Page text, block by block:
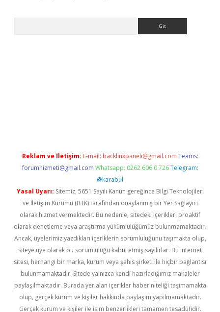
Reklam ve İletişim: E-mail: backlinkpaneli@gmail.com Teams:
forumhizmeti@gmail.com Whatsapp: 0262 606 0 726 Telegram:
@karabul
Yasal Uyarı: Sitemiz, 5651 Sayılı Kanun gereğince Bilgi Teknolojileri
ve İletişim Kurumu (BTK) tarafından onaylanmış bir Yer Sağlayıcı
olarak hizmet vermektedir. Bu nedenle, sitedeki içerikleri proaktif
olarak denetleme veya araştırma yükümlülüğümüz bulunmamaktadır.
Ancak, üyelerimiz yazdıkları içeriklerin sorumluluğunu taşımakta olup,
siteye üye olarak bu sorumluluğu kabul etmiş sayılırlar. Bu internet
sitesi, herhangi bir marka, kurum veya şahıs şirketi ile hiçbir bağlantısı
bulunmamaktadır. Sitede yalnızca kendi hazırladığımız makaleler
paylaşılmaktadır. Burada yer alan içerikler haber niteliği taşımamakta
olup, gerçek kurum ve kişiler hakkında paylaşım yapılmamaktadır.
Gerçek kurum ve kişiler ile isim benzerlikleri tamamen tesadüfidir.